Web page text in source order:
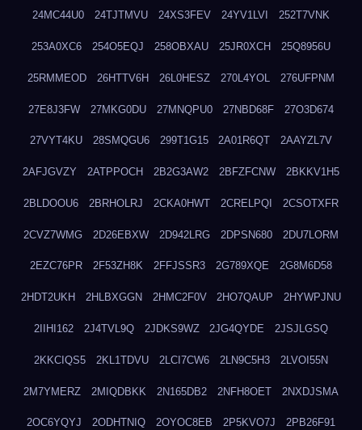
24MC44U0 24TJTMVU 24XS3FEV 24YV1LVI 252T7VNK
253A0XC6 254O5EQJ 258OBXAU 25JR0XCH 25Q8956U
25RMMEOD 26HTTV6H 26L0HESZ 270L4YOL 276UFPNM
27E8J3FW 27MKG0DU 27MNQPU0 27NBD68F 27O3D674
27VYT4KU 28SMQGU6 299T1G15 2A01R6QT 2AAYZL7V
2AFJGVZY 2ATPPOCH 2B2G3AW2 2BFZFCNW 2BKKV1H5
2BLDOOU6 2BRHOLRJ 2CKA0HWT 2CRELPQI 2CSOTXFR
2CVZ7WMG 2D26EBXW 2D942LRG 2DPSN680 2DU7LORM
2EZC76PR 2F53ZH8K 2FFJSSR3 2G789XQE 2G8M6D58
2HDT2UKH 2HLBXGGN 2HMC2F0V 2HO7QAUP 2HYWPJNU
2IIHI162 2J4TVL9Q 2JDKS9WZ 2JG4QYDE 2JSJLGSQ
2KKCIQS5 2KL1TDVU 2LCI7CW6 2LN9C5H3 2LVOI55N
2M7YMERZ 2MIQDBKK 2N165DB2 2NFH8OET 2NXDJSMA
2OC6YQYJ 2ODHTNIQ 2OYOC8EB 2P5KVO7J 2PB26F91